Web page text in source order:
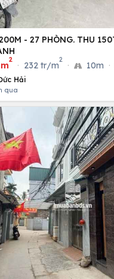
- 27 PHÒNG. THU
2
· 232 tr/m
2
· 10m ·
Hải
qua